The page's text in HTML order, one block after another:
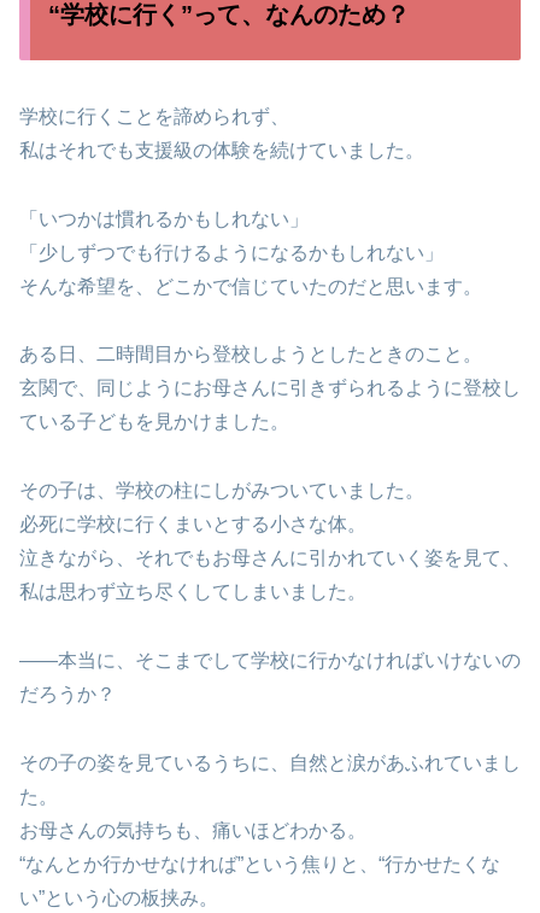
“学校に行く”って、なんのため？
学校に行くことを諦められず、
私はそれでも支援級の体験を続けていました。
「いつかは慣れるかもしれない」
「少しずつでも行けるようになるかもしれない」
そんな希望を、どこかで信じていたのだと思います。
ある日、二時間目から登校しようとしたときのこと。
玄関で、同じようにお母さんに引きずられるように登校し
ている子どもを見かけました。
その子は、学校の柱にしがみついていました。
必死に学校に行くまいとする小さな体。
泣きながら、それでもお母さんに引かれていく姿を見て、
私は思わず立ち尽くしてしまいました。
――本当に、そこまでして学校に行かなければいけないの
だろうか？
その子の姿を見ているうちに、自然と涙があふれていまし
た。
お母さんの気持ちも、痛いほどわかる。
“なんとか行かせなければ”という焦りと、“行かせたくな
い”という心の板挟み。